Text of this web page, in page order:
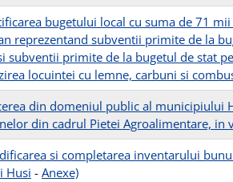
bugetului local cu suma de 71
reprezentand subventii primite de la
subventii primite de la bugetul de stat
locuintei cu lemne, carbuni si
din domeniul public al
din cadrul Pietei Agroalimentare, in
si completarea inventarului
Husi - Anexe)